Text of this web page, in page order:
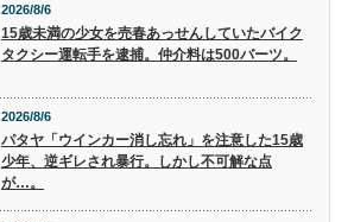
2026/8/6
15歳未満の少女を売春あっせんしていたバイク
タクシー運転手を逮捕。仲介料は500バーツ。
2026/8/6
パタヤ「ウインカー消し忘れ」を注意した15歳
少年、逆ギレされ暴行。しかし不可解な点
が…。